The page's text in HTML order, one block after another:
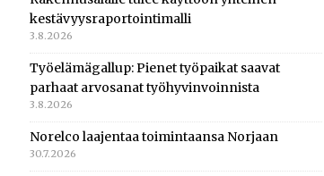
kestävyysraportointimalli
3.8.2026
Työelämägallup: Pienet työpaikat saavat
parhaat arvosanat työhyvinvoinnista
3.8.2026
Norelco laajentaa toimintaansa Norjaan
30.7.2026